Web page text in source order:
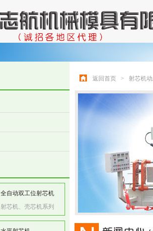
全自动双工位射芯机
射芯机、壳芯机系列
返回首页 > 射芯机